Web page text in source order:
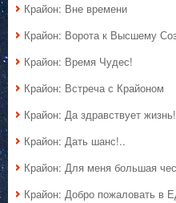
Крайон: Вне времени
Крайон: Ворота к Высшему
Крайон: Время Чудес!
Крайон: Встреча с Крайоном
Крайон: Да здравствует жизнь!
Крайон: Дать шанс!..
Крайон: Для меня большая
Крайон: Добро пожаловать в